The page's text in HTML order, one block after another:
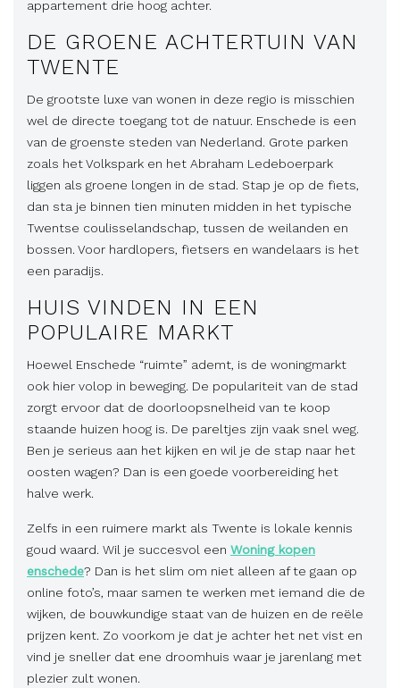
appartement drie hoog achter.
DE GROENE ACHTERTUIN VAN
TWENTE
De grootste luxe van wonen in deze regio is misschien
wel de directe toegang tot de natuur. Enschede is een
van de groenste steden van Nederland. Grote parken
zoals het Volkspark en het Abraham Ledeboerpark
liggen als groene longen in de stad. Stap je op de fiets,
dan sta je binnen tien minuten midden in het typische
Twentse coulisselandschap, tussen de weilanden en
bossen. Voor hardlopers, fietsers en wandelaars is het
een paradijs.
HUIS VINDEN IN EEN
POPULAIRE MARKT
Hoewel Enschede “ruimte” ademt, is de woningmarkt
ook hier volop in beweging. De populariteit van de stad
zorgt ervoor dat de doorloopsnelheid van te koop
staande huizen hoog is. De pareltjes zijn vaak snel weg.
Ben je serieus aan het kijken en wil je de stap naar het
oosten wagen? Dan is een goede voorbereiding het
halve werk.
Zelfs in een ruimere markt als Twente is lokale kennis
goud waard. Wil je succesvol een Woning kopen
enschede? Dan is het slim om niet alleen af te gaan op
online foto’s, maar samen te werken met iemand die de
wijken, de bouwkundige staat van de huizen en de reële
prijzen kent. Zo voorkom je dat je achter het net vist en
vind je sneller dat ene droomhuis waar je jarenlang met
plezier zult wonen.